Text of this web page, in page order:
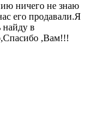
ничего не знаю
его продавали.Я
в
,Вам!!!